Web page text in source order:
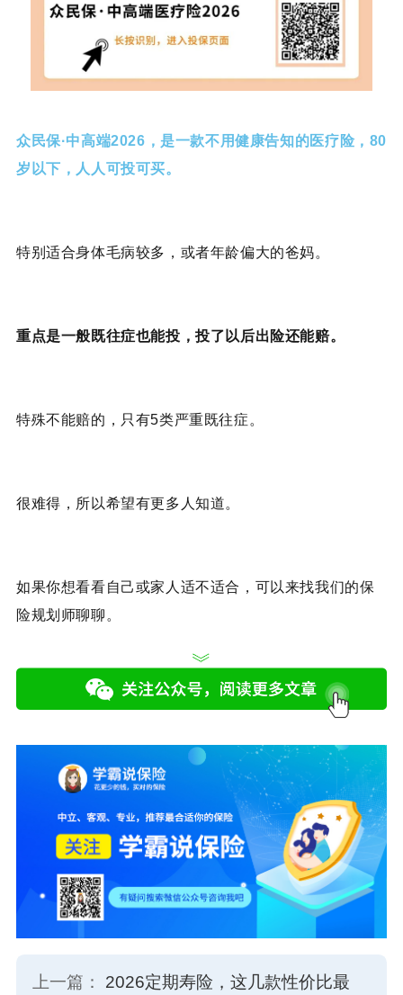
众民保·中高端2026，是一款不用健康告知的医疗险，80
岁以下，人人可投可买。
特别适合身体毛病较多，或者年龄偏大的爸妈。
重点是一般既往症也能投，投了以后出险还能赔。
特殊不能赔的，只有5类严重既往症。
很难得，所以希望有更多人知道。
如果你想看看自己或家人适不适合， 可以来找我们的保
险规划师聊聊。
上一篇： 2026定期寿险，这几款性价比最